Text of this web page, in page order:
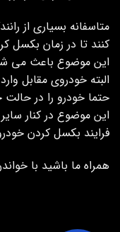
متاسفانه بسیاری از
کنند تا در زمان بکسل
این موضوع باعث می
البته خودروی مقابل
حتما خودرو را در
این موضوع در کنار
فرایند بکسل کردن
همراه ما باشید با